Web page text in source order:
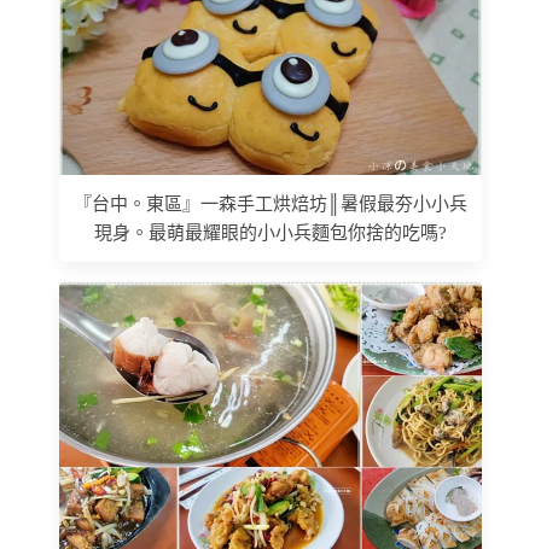
『台中。東區』一森手工烘焙坊║暑假最夯小小兵
現身。最萌最耀眼的小小兵麵包你捨的吃嗎?